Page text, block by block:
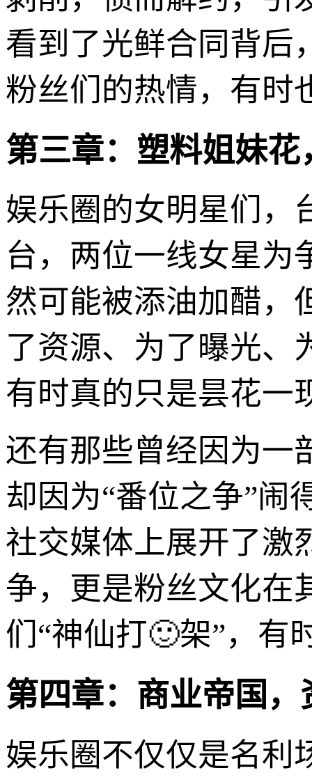
看到了光鲜合同背后
粉丝们的热情，有时
第三章：塑料姐妹
娱乐圈的女明星们，
台，两位一线女星为
然可能被添油加醋，
了资源、为了曝光、
有时真的只是昙花一
还有那些曾经因为一
却因为“番位之争”闹
社交媒体上展开了激
争，更是粉丝文化在
们“神仙打🙂架”，有
第四章：商业帝国
娱乐圈不仅仅是名利